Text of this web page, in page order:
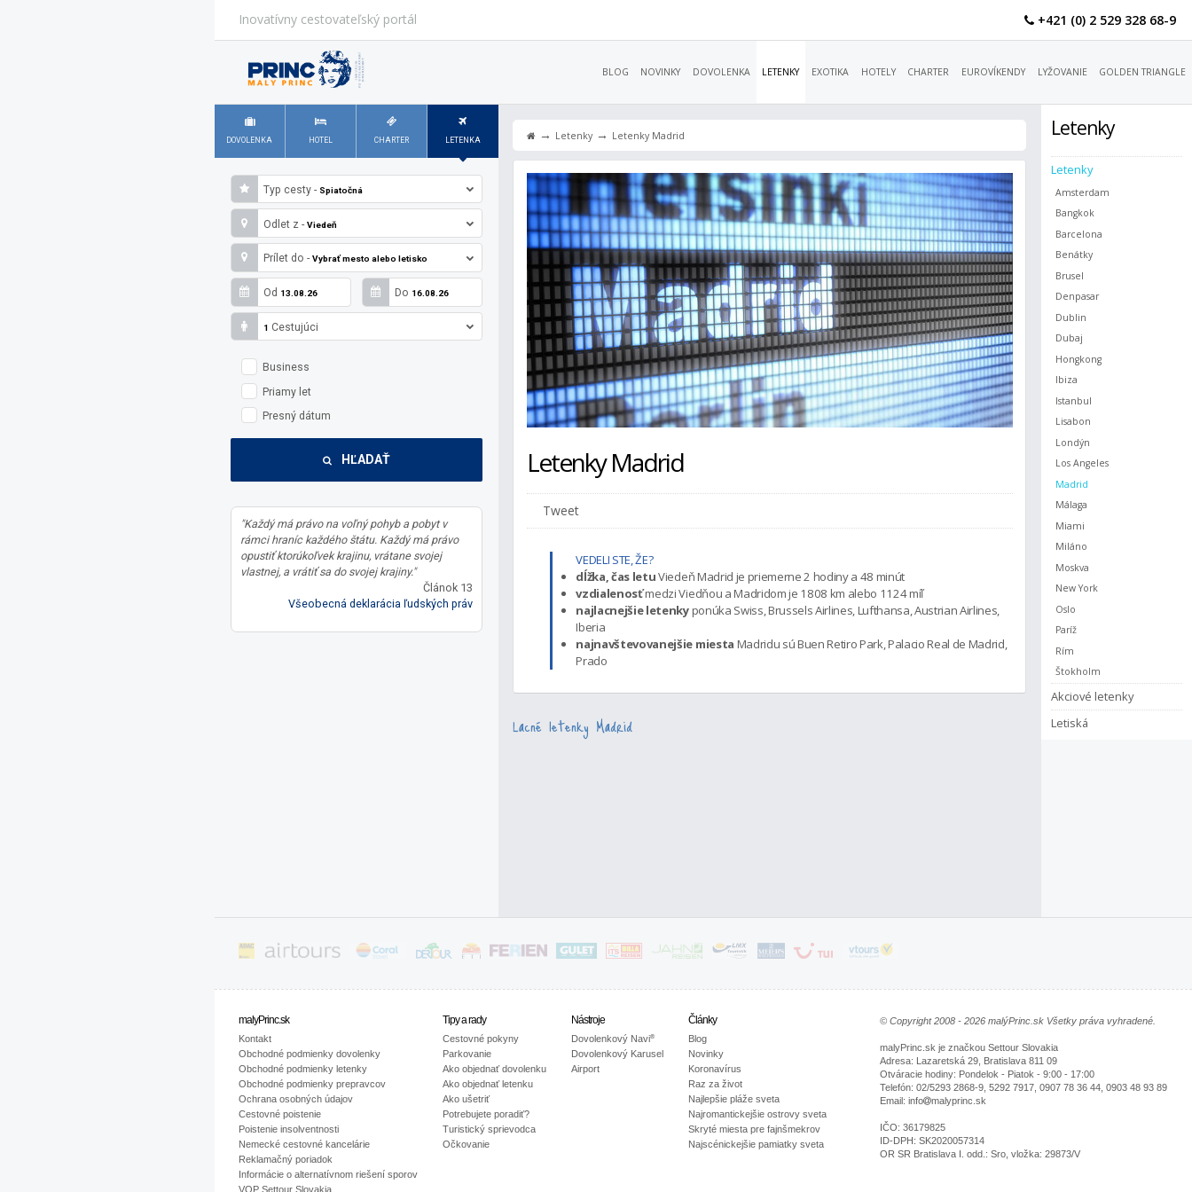
Inovatívny cestovateľský portál +421 (0) 2 529 328 68-9
BLOG NOVINKY DOVOLENKA LETENKY EXOTIKA HOTELY CHARTER EUROVÍKENDY LYŽOVANIE GOLDEN TRIANGLE
DOVOLENKA HOTEL CHARTER LETENKA
Typ cesty - Spiatočná
Odlet z -Viedeň
Prílet do -Vybrať mesto alebo letisko
Od 13.08.26 Do 16.08.26
1 Cestujúci
Business
Priamy let
Presný dátum
HĽADAŤ
"Každý má právo na voľný pohyb a pobyt v
rámci hraníc každého štátu. Každý má právo
opustiť ktorúkoľvek krajinu, vrátane svojej
vlastnej, a vrátiť sa do svojej krajiny."
Článok 13
Všeobecná deklarácia ľudských práv
Letenky
Letenky
Amsterdam
Bangkok
Barcelona
Benátky
Brusel
Denpasar
Dublin
Dubaj
Hongkong
Ibiza
Istanbul
Lisabon
Londýn
Los Angeles
Madrid
Málaga
Miami
Miláno
Moskva
New York
Oslo
Paríž
Rím
Štokholm
Akciové letenky
Letiská
→ Letenky→ Letenky Madrid
Letenky Madrid
Tweet
VEDELI STE, ŽE?
dĺžka, čas letuViedeň Madrid je priemerne 2 hodiny a 48 minút
vzdialenosťmedzi Viedňou a Madridom je 1808 km alebo 1124 míľ
najlacnejšie letenkyponúka Swiss, Brussels Airlines, Lufthansa, Austrian Airlines,
Iberia
najnavštevovanejšie miesta Madridu sú Buen Retiro Park, Palacio Real de Madrid,
Prado
Lacné letenky Madrid
malyPrinc.sk
Kontakt
Obchodné podmienky dovolenky
Obchodné podmienky letenky
Obchodné podmienky prepravcov
Ochrana osobných údajov
Cestovné poistenie
Poistenie insolventnosti
Nemecké cestovné kancelárie
Reklamačný poriadok
Informácie o alternatívnom riešení sporov
VOP Settour Slovakia
Tipy a rady
Cestovné pokyny
Parkovanie
Ako objednať dovolenku
Ako objednať letenku
Ako ušetriť
Potrebujete poradiť?
Turistický sprievodca
Očkovanie
Nástroje
Dovolenkový Navi®
Dovolenkový Karusel
Airport
Články
Blog
Novinky
Koronavírus
Raz za život
Najlepšie pláže sveta
Najromantickejšie ostrovy sveta
Skryté miesta pre fajnšmekrov
Najscénickejšie pamiatky sveta
© Copyright 2008 - 2026 malýPrinc.sk Všetky práva vyhradené.
malyPrinc.sk je značkou Settour Slovakia
Adresa: Lazaretská 29, Bratislava 811 09
Otváracie hodiny: Pondelok - Piatok - 9:00 - 17:00
Telefón: 02/5293 2868-9, 5292 7917, 0907 78 36 44, 0903 48 93 89
Email: info
malyprinc.sk
IČO: 36179825
ID-DPH: SK2020057314
OR SR Bratislava I. odd.: Sro, vložka: 29873/V